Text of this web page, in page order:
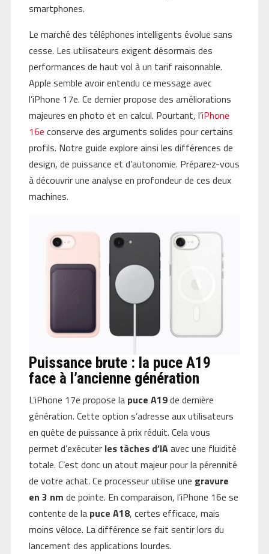
smartphones.
Le marché des téléphones intelligents évolue sans
cesse. Les utilisateurs exigent désormais des
performances de haut vol à un tarif raisonnable.
Apple semble avoir entendu ce message avec
l’iPhone 17e. Ce dernier propose des améliorations
majeures en photo et en calcul. Pourtant, l’iPhone
16e conserve des arguments solides pour certains
profils. Notre guide explore ainsi les différences de
design, de puissance et d’autonomie. Préparez-vous
à découvrir une analyse en profondeur de ces deux
machines.
Puissance brute : la puce A19
face à l’ancienne génération
L’iPhone 17e propose la puce A19de dernière
génération. Cette option s’adresse aux utilisateurs
en quête de puissance à prix réduit. Cela vous
permet d’exécuter les tâches d’IAavec une fluidité
totale. C’est donc un atout majeur pour la pérennité
de votre achat. Ce processeur utilise une gravure
en 3 nm de pointe. En comparaison, l’iPhone 16e se
contente de la puce A18, certes efficace, mais
moins véloce. La différence se fait sentir lors du
lancement des applications lourdes.